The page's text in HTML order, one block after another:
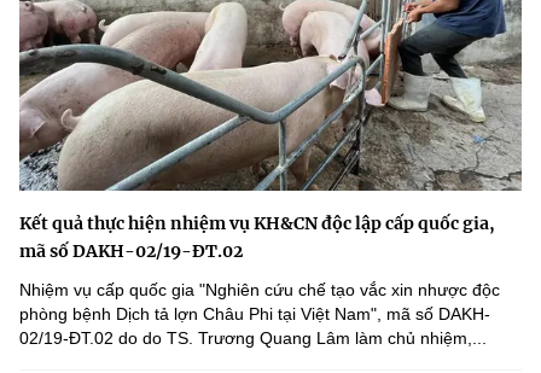
Kết quả thực hiện nhiệm vụ KH&CN độc lập cấp quốc gia,
mã số DAKH-02/19-ĐT.02
Nhiệm vụ cấp quốc gia "Nghiên cứu chế tạo vắc xin nhược độc
phòng bệnh Dịch tả lợn Châu Phi tại Việt Nam", mã số DAKH-
02/19-ĐT.02 do do TS. Trương Quang Lâm làm chủ nhiệm,...